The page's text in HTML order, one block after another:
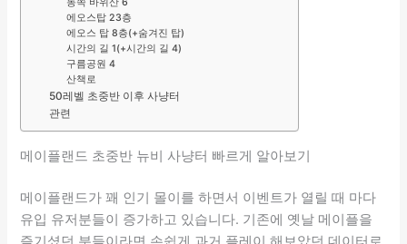
에오스탑 23층
에오스 탑 8층(+숨겨진 탑)
시간의 길 1(+시간의 길 4)
구름공원 4
산책로
50레벨 초중반 이후 사냥터
관련
메이플랜드 초중반 뉴비 사냥터 빠르게 알아보기
메이플랜드가 꽤 인기 몰이를 하면서 이벤트가 열릴 때 마다
유입 유저분들이 증가하고 있습니다. 기존에 옛날 메이플을